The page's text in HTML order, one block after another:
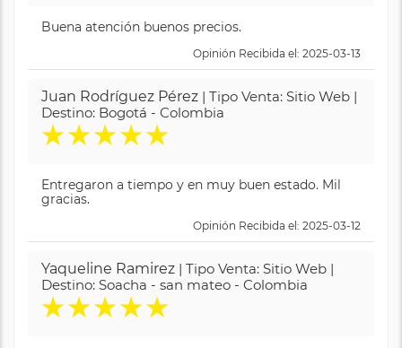
Buena atención buenos precios.
Opinión Recibida el: 2025-03-13
Juan Rodríguez Pérez | Tipo Venta: Sitio Web |
Destino: Bogotá - Colombia
★★★★★
Entregaron a tiempo y en muy buen estado. Mil
gracias.
Opinión Recibida el: 2025-03-12
Yaqueline Ramirez | Tipo Venta: Sitio Web |
Destino: Soacha - san mateo - Colombia
★★★★★